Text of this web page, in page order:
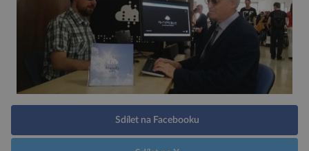
Sdílet na Facebooku